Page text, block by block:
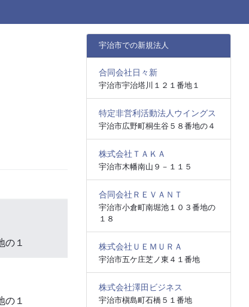
１
１
宇治市での新規法人
合同会社日々新
宇治市宇治塔川１２１番地１
特定非営利活動法人ウイングス
宇治市広野町桐生谷５８番地の４
株式会社ＴＡＫＡ
宇治市木幡南山９－１１５
合同会社ＲＥＶＡＮＴ
宇治市小倉町南堀池１０３番地の
１８
株式会社ＵＥＭＵＲＡ
宇治市五ケ庄芝ノ東４１番地
株式会社澤田ビジネス
宇治市槇島町石橋５１番地